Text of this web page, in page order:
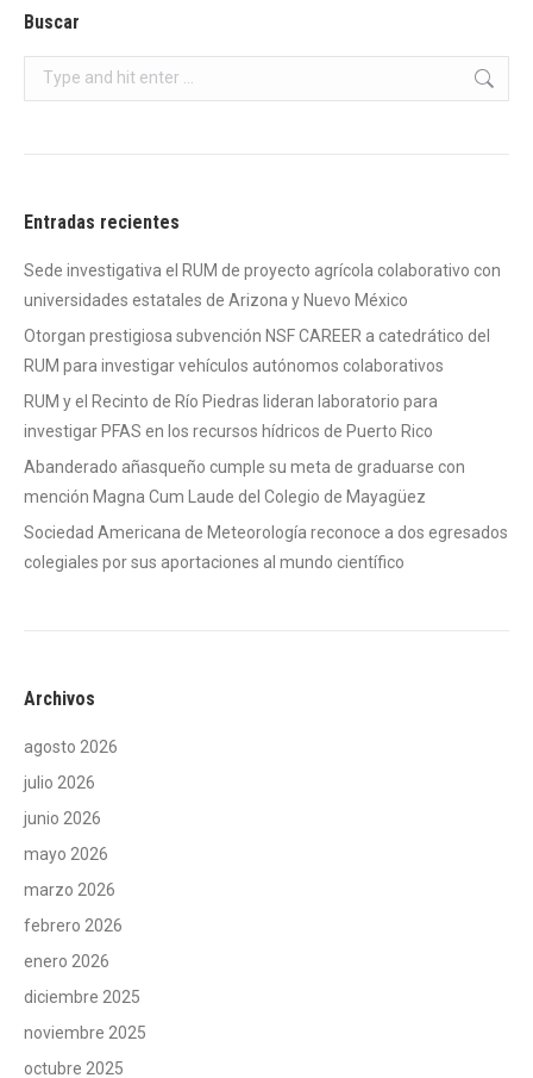
Buscar
Search:
Entradas recientes
Sede investigativa el RUM de proyecto agrícola colaborativo con
universidades estatales de Arizona y Nuevo México
Otorgan prestigiosa subvención NSF CAREER a catedrático del
RUM para investigar vehículos autónomos colaborativos
RUM y el Recinto de Río Piedras lideran laboratorio para
investigar PFAS en los recursos hídricos de Puerto Rico
Abanderado añasqueño cumple su meta de graduarse con
mención Magna Cum Laude del Colegio de Mayagüez
Sociedad Americana de Meteorología reconoce a dos egresados
colegiales por sus aportaciones al mundo científico
Archivos
agosto 2026
julio 2026
junio 2026
mayo 2026
marzo 2026
febrero 2026
enero 2026
diciembre 2025
noviembre 2025
octubre 2025